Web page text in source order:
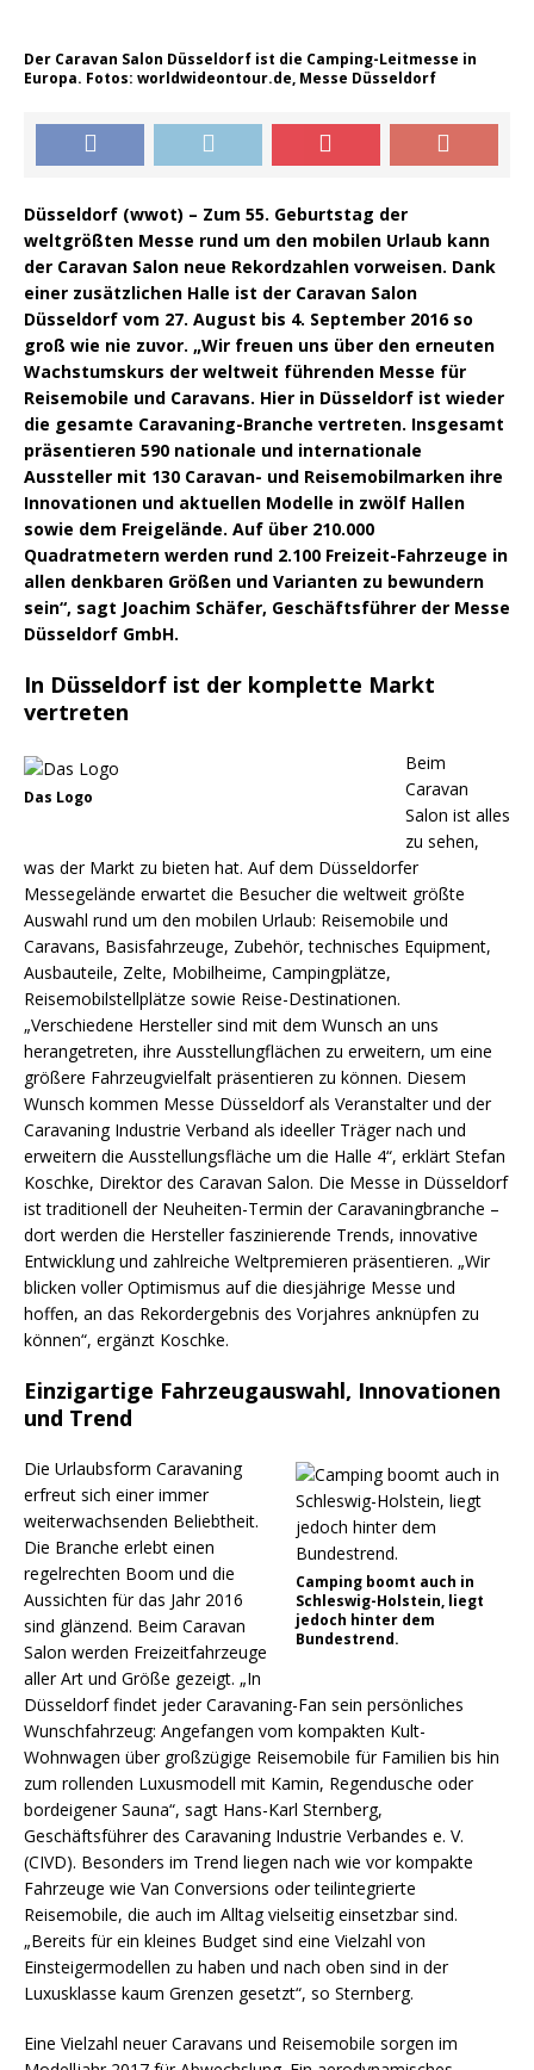
Der Caravan Salon Düsseldorf ist die Camping-Leitmesse in
Europa. Fotos: worldwideontour.de, Messe Düsseldorf
Düsseldorf (wwot) – Zum 55. Geburtstag der
weltgrößten Messe rund um den mobilen Urlaub kann
der Caravan Salon neue Rekordzahlen vorweisen. Dank
einer zusätzlichen Halle ist der Caravan Salon
Düsseldorf vom 27. August bis 4. September 2016 so
groß wie nie zuvor. „Wir freuen uns über den erneuten
Wachstumskurs der weltweit führenden Messe für
Reisemobile und Caravans. Hier in Düsseldorf ist wieder
die gesamte Caravaning-Branche vertreten. Insgesamt
präsentieren 590 nationale und internationale
Aussteller mit 130 Caravan- und Reisemobilmarken ihre
Innovationen und aktuellen Modelle in zwölf Hallen
sowie dem Freigelände. Auf über 210.000
Quadratmetern werden rund 2.100 Freizeit-Fahrzeuge in
allen denkbaren Größen und Varianten zu bewundern
sein“, sagt Joachim Schäfer, Geschäftsführer der Messe
Düsseldorf GmbH.
In Düsseldorf ist der komplette Markt
vertreten
Das Logo
Beim
Caravan
Salon ist alles
zu sehen,
was der Markt zu bieten hat. Auf dem Düsseldorfer
Messegelände erwartet die Besucher die weltweit größte
Auswahl rund um den mobilen Urlaub: Reisemobile und
Caravans, Basisfahrzeuge, Zubehör, technisches Equipment,
Ausbauteile, Zelte, Mobilheime, Campingplätze,
Reisemobilstellplätze sowie Reise-Destinationen.
„Verschiedene Hersteller sind mit dem Wunsch an uns
herangetreten, ihre Ausstellungflächen zu erweitern, um eine
größere Fahrzeugvielfalt präsentieren zu können. Diesem
Wunsch kommen Messe Düsseldorf als Veranstalter und der
Caravaning Industrie Verband als ideeller Träger nach und
erweitern die Ausstellungsfläche um die Halle 4“, erklärt Stefan
Koschke, Direktor des Caravan Salon. Die Messe in Düsseldorf
ist traditionell der Neuheiten-Termin der Caravaningbranche –
dort werden die Hersteller faszinierende Trends, innovative
Entwicklung und zahlreiche Weltpremieren präsentieren. „Wir
blicken voller Optimismus auf die diesjährige Messe und
hoffen, an das Rekordergebnis des Vorjahres anknüpfen zu
können“, ergänzt Koschke.
Einzigartige Fahrzeugauswahl, Innovationen
und Trend
Camping boomt auch in
Schleswig-Holstein, liegt
jedoch hinter dem
Bundestrend.
Die Urlaubsform Caravaning
erfreut sich einer immer
weiterwachsenden Beliebtheit.
Die Branche erlebt einen
regelrechten Boom und die
Aussichten für das Jahr 2016
sind glänzend. Beim Caravan
Salon werden Freizeitfahrzeuge
aller Art und Größe gezeigt. „In
Düsseldorf findet jeder Caravaning-Fan sein persönliches
Wunschfahrzeug: Angefangen vom kompakten Kult-
Wohnwagen über großzügige Reisemobile für Familien bis hin
zum rollenden Luxusmodell mit Kamin, Regendusche oder
bordeigener Sauna“, sagt Hans-Karl Sternberg,
Geschäftsführer des Caravaning Industrie Verbandes e. V.
(CIVD). Besonders im Trend liegen nach wie vor kompakte
Fahrzeuge wie Van Conversions oder teilintegrierte
Reisemobile, die auch im Alltag vielseitig einsetzbar sind.
„Bereits für ein kleines Budget sind eine Vielzahl von
Einsteigermodellen zu haben und nach oben sind in der
Luxusklasse kaum Grenzen gesetzt“, so Sternberg.
Eine Vielzahl neuer Caravans und Reisemobile sorgen im